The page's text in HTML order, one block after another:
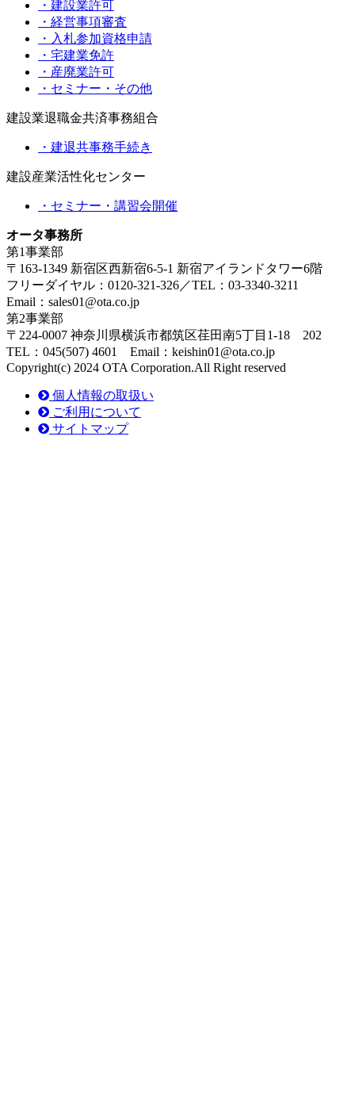
・建設業許可
・経営事項審査
・入札参加資格申請
・宅建業免許
・産廃業許可
・セミナー・その他
建設業退職金共済事務組合
・建退共事務手続き
建設産業活性化センター
・セミナー・講習会開催
オータ事務所
第1事業部
〒163-1349 新宿区西新宿6-5-1 新宿アイランドタワー6階
フリーダイヤル：0120-321-326／TEL：03-3340-3211
Email：sales01@ota.co.jp
第2事業部
〒224-0007 神奈川県横浜市都筑区荏田南5丁目1-18 202
TEL：045(507) 4601 Email：keishin01@ota.co.jp
Copyright(c) 2024 OTA Corporation.All Right reserved
個人情報の取扱い
ご利用について
サイトマップ